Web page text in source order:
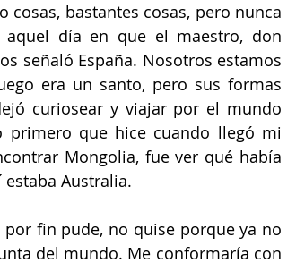
bastantes cosas, pero nunca
aquel día en que el maestro, don
señaló España. Nosotros estamos
era un santo, pero sus formas
curiosear y viajar por el mundo
que hice cuando llegó mi
Mongolia, fue ver qué había
Australia.
fin pude, no quise porque ya no
del mundo. Me conformaría con